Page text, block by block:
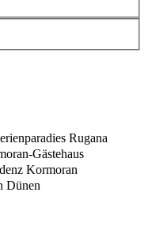
Rugana
Gästehaus
Kormoran
Dünen